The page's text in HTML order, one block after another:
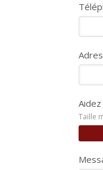
Taille